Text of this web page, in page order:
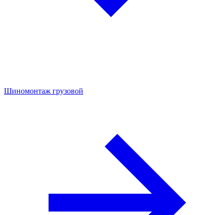
Шиномонтаж грузовой